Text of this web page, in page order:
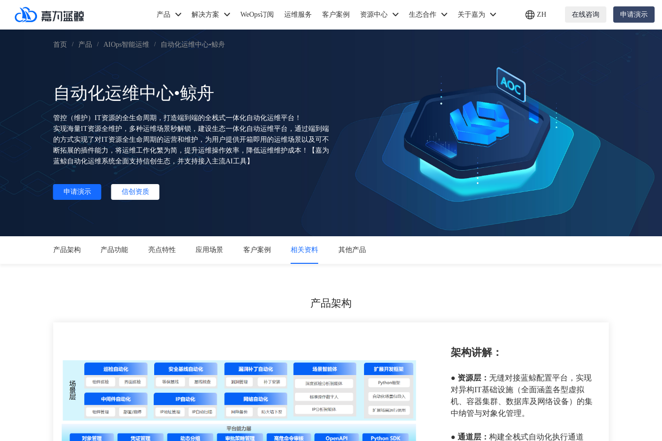
产品 解决方案 WeOps订阅 运维服务 客户案例 资源中心 生态合作 关于嘉为 ZH 在线咨询 申请演示
首页 / 产品 / AIOps智能运维 / 自动化运维中心•鲸舟
自动化运维中心•鲸舟
管控（维护）IT资源的全生命周期，打造端到端的全栈式一体化自动化运维平台！
实现海量IT资源全维护，多种运维场景秒解锁，建设生态一体化自动运维平台，通过端到端
的方式实现了对IT资源全生命周期的运营和维护，为用户提供开箱即用的运维场景以及可不
断拓展的插件能力，将运维工作化繁为简，提升运维操作效率，降低运维维护成本！【嘉为
蓝鲸自动化运维系统全面支持信创生态，并支持接入主流AI工具】
申请演示 信创资质
产品架构 产品功能 亮点特性 应用场景 客户案例 相关资料 其他产品
产品架构
架构讲解：
● 资源层： 无缝对接蓝鲸配置平台，实现
对异构IT基础设施（全面涵盖各型虚拟
机、容器集群、数据库及网络设备）的集
中纳管与对象化管理。
● 通道层： 构建全栈式自动化执行通道